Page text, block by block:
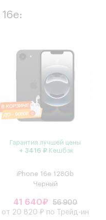
Гарантия лучшей цены
+ 3416 ₽ Кешбэк
iPhone 16e 128Gb
Черный
41 640₽
56 900
от 20 820 ₽ по Трейд-ин